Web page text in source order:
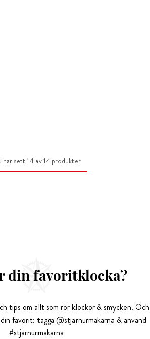
har sett 14 av 14 produkter
din favoritklocka?
tips om allt som rör klockor & smycken. Och
favorit: tagga @stjarnurmakarna & använd
#stjarnurmakarna